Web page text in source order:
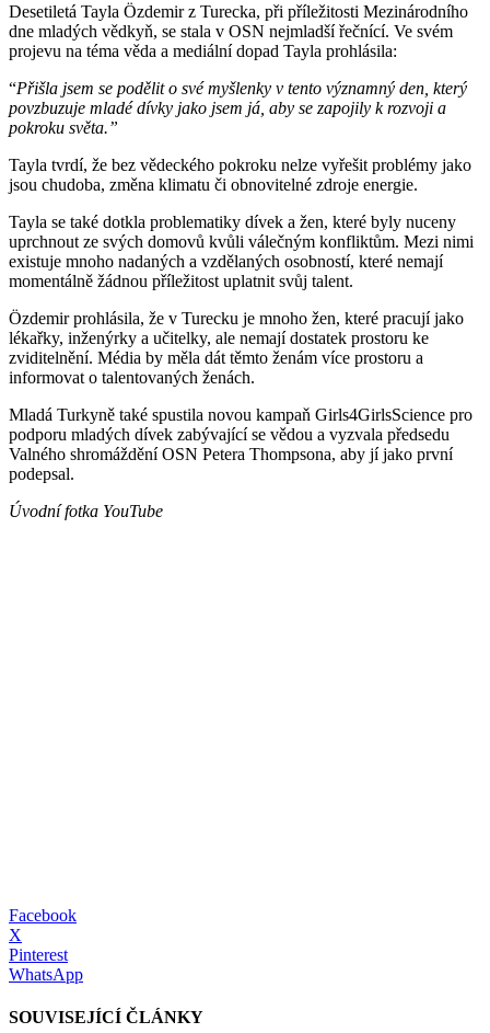
Desetiletá Tayla Özdemir z Turecka, při příležitosti Mezinárodního
dne mladých vědkyň, se stala v OSN nejmladší řečnící. Ve svém
projevu na téma věda a mediální dopad Tayla prohlásila:
“Přišla jsem se podělit o své myšlenky v tento významný den, který
povzbuzuje mladé dívky jako jsem já, aby se zapojily k rozvoji a
pokroku světa.”
Tayla tvrdí, že bez vědeckého pokroku nelze vyřešit problémy jako
jsou chudoba, změna klimatu či obnovitelné zdroje energie.
Tayla se také dotkla problematiky dívek a žen, které byly nuceny
uprchnout ze svých domovů kvůli válečným konfliktům. Mezi nimi
existuje mnoho nadaných a vzdělaných osobností, které nemají
momentálně žádnou příležitost uplatnit svůj talent.
Özdemir prohlásila, že v Turecku je mnoho žen, které pracují jako
lékařky, inženýrky a učitelky, ale nemají dostatek prostoru ke
zviditelnění. Média by měla dát těmto ženám více prostoru a
informovat o talentovaných ženách.
Mladá Turkyně také spustila novou kampaň Girls4GirlsScience pro
podporu mladých dívek zabývající se vědou a vyzvala předsedu
Valného shromáždění OSN Petera Thompsona, aby jí jako první
podepsal.
Úvodní fotka YouTube
Facebook
X
Pinterest
WhatsApp
SOUVISEJÍCÍ ČLÁNKY